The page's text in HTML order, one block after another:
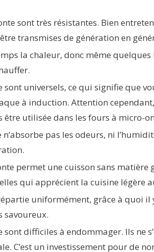
sont très résistantes. Bien
transmises de génération en
la chaleur, donc même
sont universels, ce qui signifie que
à induction. Attention
être utilisée dans les fours à micro-
pas les odeurs, ni
permet une cuisson sans
qui apprécient la cuisine légère
uniformément, grâce à quoi
savoureux.
sont difficiles à endommager. Ils ne
C’est un investissement pour de